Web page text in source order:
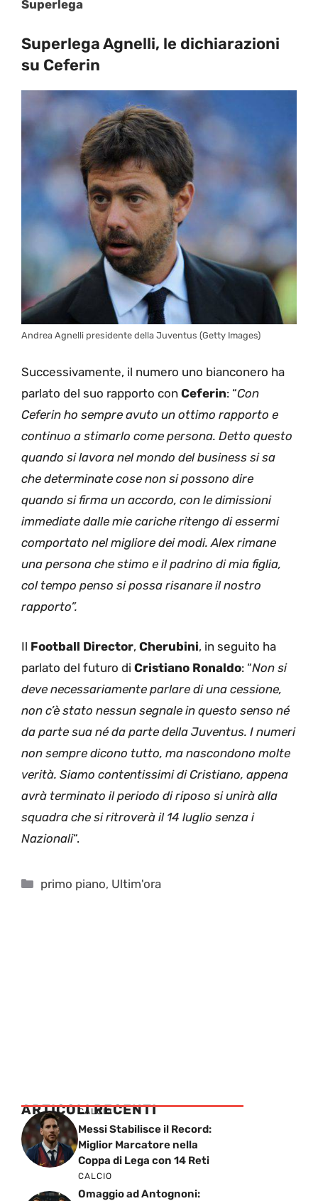
Superlega
Superlega Agnelli, le dichiarazioni
su Ceferin
Andrea Agnelli presidente della Juventus (Getty Images)
Successivamente, il numero uno bianconero ha
parlato del suo rapporto con Ceferin: “Con
Ceferin ho sempre avuto un ottimo rapporto e
continuo a stimarlo come persona. Detto questo
quando si lavora nel mondo del business si sa
che determinate cose non si possono dire
quando si firma un accordo, con le dimissioni
immediate dalle mie cariche ritengo di essermi
comportato nel migliore dei modi. Alex rimane
una persona che stimo e il padrino di mia figlia,
col tempo penso si possa risanare il nostro
rapporto”.
Il Football Director, Cherubini, in seguito ha
parlato del futuro di Cristiano Ronaldo: “Non si
deve necessariamente parlare di una cessione,
non c’è stato nessun segnale in questo senso né
da parte sua né da parte della Juventus. I numeri
non sempre dicono tutto, ma nascondono molte
verità. Siamo contentissimi di Cristiano, appena
avrà terminato il periodo di riposo si unirà alla
squadra che si ritroverà il 14 luglio senza i
Nazionali“.
Categorie
primo piano, Ultim'ora
ARTICOLI RECENTI
CALCIO
Messi Stabilisce il Record:
Miglior Marcatore nella
Coppa di Lega con 14 Reti
CALCIO
Omaggio ad Antognoni: